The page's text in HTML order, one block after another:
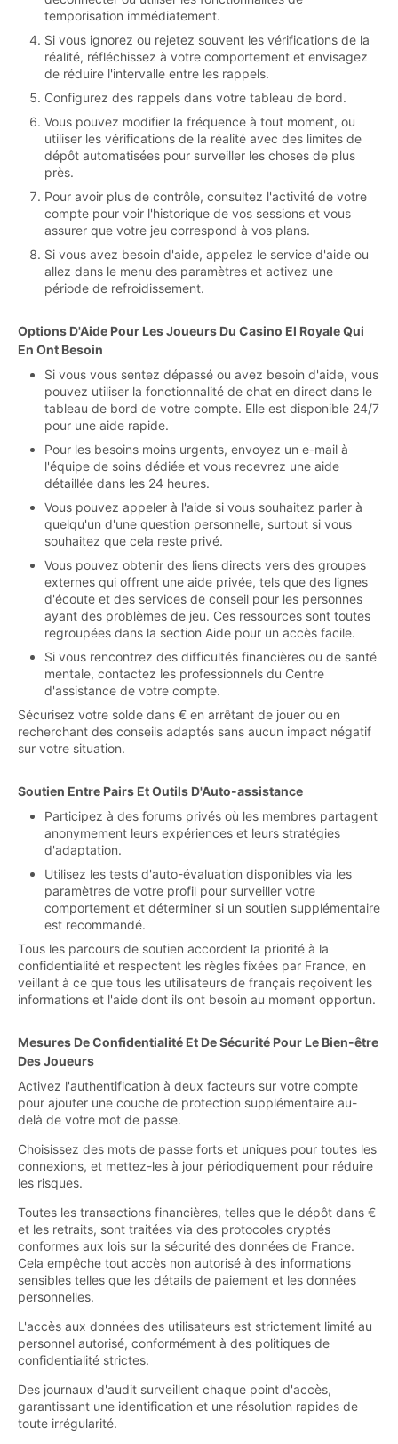
temporisation immédiatement.
Si vous ignorez ou rejetez souvent les vérifications de la
réalité, réfléchissez à votre comportement et envisagez
de réduire l'intervalle entre les rappels.
Configurez des rappels dans votre tableau de bord.
Vous pouvez modifier la fréquence à tout moment, ou
utiliser les vérifications de la réalité avec des limites de
dépôt automatisées pour surveiller les choses de plus
près.
Pour avoir plus de contrôle, consultez l'activité de votre
compte pour voir l'historique de vos sessions et vous
assurer que votre jeu correspond à vos plans.
Si vous avez besoin d'aide, appelez le service d'aide ou
allez dans le menu des paramètres et activez une
période de refroidissement.
Options D'Aide Pour Les Joueurs Du Casino El Royale Qui
En Ont Besoin
Si vous vous sentez dépassé ou avez besoin d'aide, vous
pouvez utiliser la fonctionnalité de chat en direct dans le
tableau de bord de votre compte. Elle est disponible 24/7
pour une aide rapide.
Pour les besoins moins urgents, envoyez un e-mail à
l'équipe de soins dédiée et vous recevrez une aide
détaillée dans les 24 heures.
Vous pouvez appeler à l'aide si vous souhaitez parler à
quelqu'un d'une question personnelle, surtout si vous
souhaitez que cela reste privé.
Vous pouvez obtenir des liens directs vers des groupes
externes qui offrent une aide privée, tels que des lignes
d'écoute et des services de conseil pour les personnes
ayant des problèmes de jeu. Ces ressources sont toutes
regroupées dans la section Aide pour un accès facile.
Si vous rencontrez des difficultés financières ou de santé
mentale, contactez les professionnels du Centre
d'assistance de votre compte.
Sécurisez votre solde dans € en arrêtant de jouer ou en
recherchant des conseils adaptés sans aucun impact négatif
sur votre situation.
Soutien Entre Pairs Et Outils D'Auto-assistance
Participez à des forums privés où les membres partagent
anonymement leurs expériences et leurs stratégies
d'adaptation.
Utilisez les tests d'auto-évaluation disponibles via les
paramètres de votre profil pour surveiller votre
comportement et déterminer si un soutien supplémentaire
est recommandé.
Tous les parcours de soutien accordent la priorité à la
confidentialité et respectent les règles fixées par France, en
veillant à ce que tous les utilisateurs de français reçoivent les
informations et l'aide dont ils ont besoin au moment opportun.
Mesures De Confidentialité Et De Sécurité Pour Le Bien-être
Des Joueurs
Activez l'authentification à deux facteurs sur votre compte
pour ajouter une couche de protection supplémentaire au-
delà de votre mot de passe.
Choisissez des mots de passe forts et uniques pour toutes les
connexions, et mettez-les à jour périodiquement pour réduire
les risques.
Toutes les transactions financières, telles que le dépôt dans €
et les retraits, sont traitées via des protocoles cryptés
conformes aux lois sur la sécurité des données de France.
Cela empêche tout accès non autorisé à des informations
sensibles telles que les détails de paiement et les données
personnelles.
L'accès aux données des utilisateurs est strictement limité au
personnel autorisé, conformément à des politiques de
confidentialité strictes.
Des journaux d'audit surveillent chaque point d'accès,
garantissant une identification et une résolution rapides de
toute irrégularité.